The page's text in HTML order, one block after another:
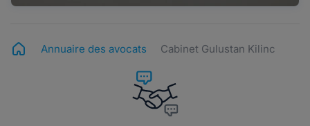
Annuaire des avocats Cabinet Gulustan Kilinc